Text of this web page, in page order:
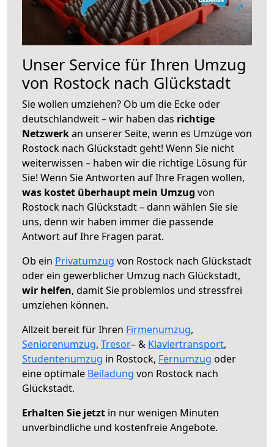
Unser Service für Ihren Umzug
von Rostock nach Glückstadt
Sie wollen umziehen? Ob um die Ecke oder
deutschlandweit – wir haben das richtige
Netzwerkan unserer Seite, wenn es Umzüge von
Rostock nach Glückstadt geht! Wenn Sie nicht
weiterwissen – haben wir die richtige Lösung für
Sie! Wenn Sie Antworten auf Ihre Fragen wollen,
was kostet überhaupt mein Umzug von
Rostock nach Glückstadt – dann wählen Sie sie
uns, denn wir haben immer die passende
Antwort auf Ihre Fragen parat.
Ob ein Privatumzug von Rostock nach Glückstadt
oder ein gewerblicher Umzug nach Glückstadt,
wir helfen, damit Sie problemlos und stressfrei
umziehen können.
Allzeit bereit für Ihren Firmenumzug,
Seniorenumzug, Tresor– & Klaviertransport,
Studentenumzug in Rostock, Fernumzug oder
eine optimale Beiladung von Rostock nach
Glückstadt.
Erhalten Sie jetzt in nur wenigen Minuten
unverbindliche und kostenfreie Angebote.